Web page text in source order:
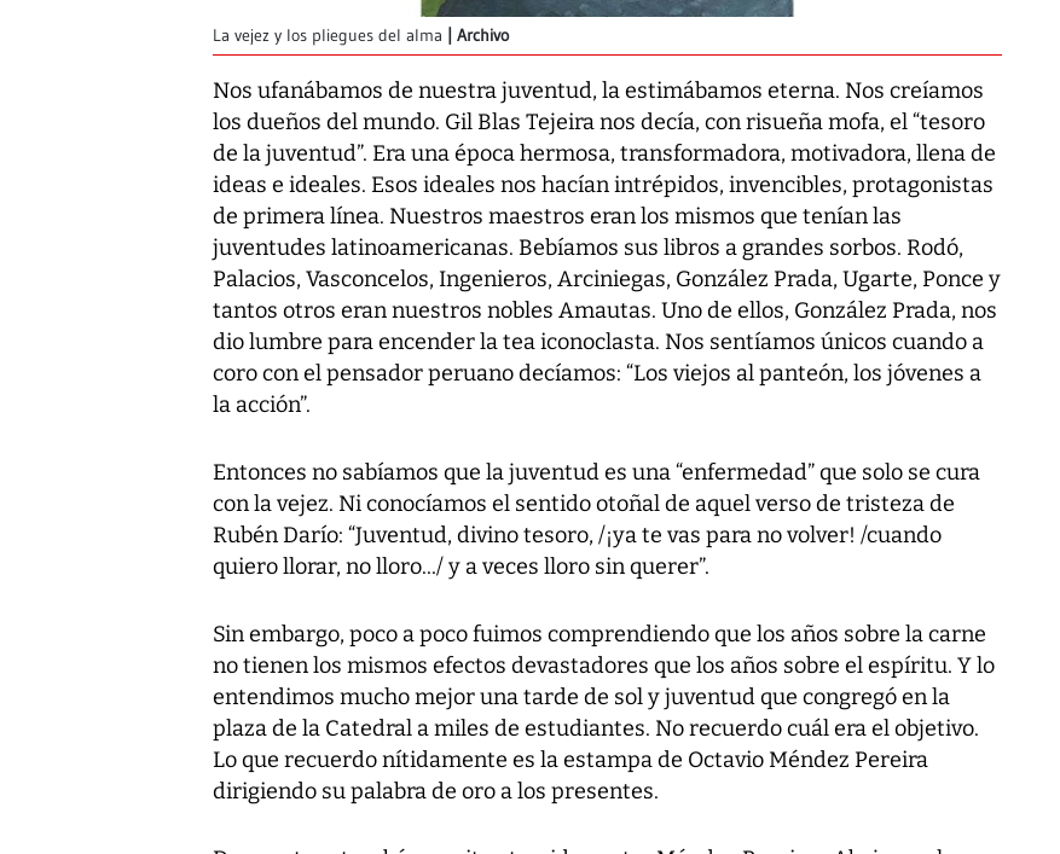
La vejez y los pliegues del alma Archivo
Nos ufanábamos de nuestra juventud, la estimábamos eterna. Nos creíamos
los dueños del mundo. Gil Blas Tejeira nos decía, con risueña mofa, el “tesoro
de la juventud”. Era una época hermosa, transformadora, motivadora, llena de
ideas e ideales. Esos ideales nos hacían intrépidos, invencibles, protagonistas
de primera línea. Nuestros maestros eran los mismos que tenían las
juventudes latinoamericanas. Bebíamos sus libros a grandes sorbos. Rodó,
Palacios, Vasconcelos, Ingenieros, Arciniegas, González Prada, Ugarte, Ponce y
tantos otros eran nuestros nobles Amautas. Uno de ellos, González Prada, nos
dio lumbre para encender la tea iconoclasta. Nos sentíamos únicos cuando a
coro con el pensador peruano decíamos: “Los viejos al panteón, los jóvenes a
la acción”.
Entonces no sabíamos que la juventud es una “enfermedad” que solo se cura
con la vejez. Ni conocíamos el sentido otoñal de aquel verso de tristeza de
Rubén Darío: “Juventud, divino tesoro, /¡ya te vas para no volver! /cuando
quiero llorar, no lloro.../ y a veces lloro sin querer”.
Sin embargo, poco a poco fuimos comprendiendo que los años sobre la carne
no tienen los mismos efectos devastadores que los años sobre el espíritu. Y lo
entendimos mucho mejor una tarde de sol y juventud que congregó en la
plaza de la Catedral a miles de estudiantes. No recuerdo cuál era el objetivo.
Lo que recuerdo nítidamente es la estampa de Octavio Méndez Pereira
dirigiendo su palabra de oro a los presentes.